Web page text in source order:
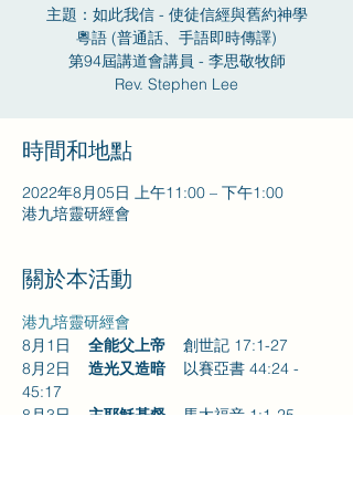
主題：如此我信 - 使徒信經與舊約神學
粵語 (普通話、手語即時傳譯)
第94屆講道會講員 - 李思敬牧師
Rev. Stephen Lee
時間和地點
2022年8月05日 上午11:00 – 下午1:00
港九培靈研經會
關於本活動
港九培靈研經會
8月1日 全能父上帝 創世記 17:1-27
8月2日 造光又造暗 以賽亞書 44:24 -
45:17
8月3日 主耶穌基督
馬太福音 1:1-25